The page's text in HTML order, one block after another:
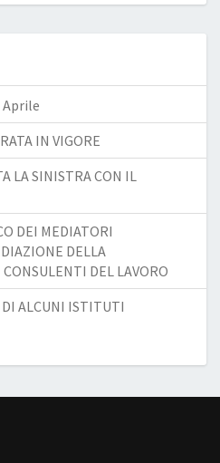
Aprile
IN VIGORE
LA SINISTRA CON IL
DEI MEDIATORI
DELLA
DEL LAVORO
ALCUNI ISTITUTI